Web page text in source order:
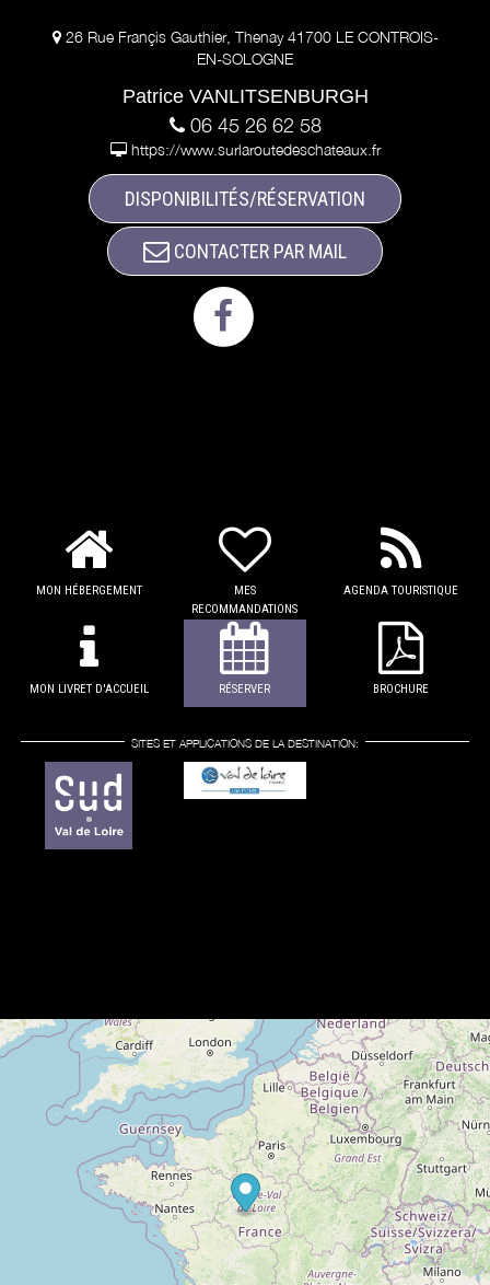
26 Rue Françis Gauthier, Thenay 41700 LE CONTROIS-
EN-SOLOGNE
Patrice VANLITSENBURGH
06 45 26 62 58
https://www.surlaroutedeschateaux.fr
DISPONIBILITÉS/RÉSERVATION
CONTACTER PAR MAIL
MON HÉBERGEMENT
MES
RECOMMANDATIONS
AGENDA TOURISTIQUE
MON LIVRET D'ACCUEIL RÉSERVER BROCHURE
SITES ET APPLICATIONS DE LA DESTINATION: